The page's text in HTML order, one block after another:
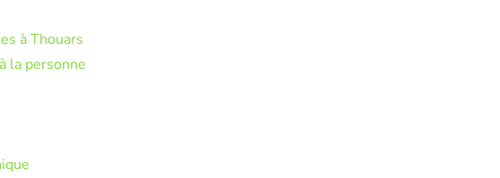
à Thouars
la personne